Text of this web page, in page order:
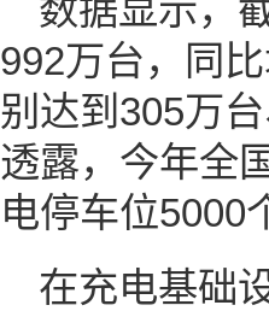
数据显示，
992万台，同
别达到305万
透露，今年全
电停车位5000
在充电基础